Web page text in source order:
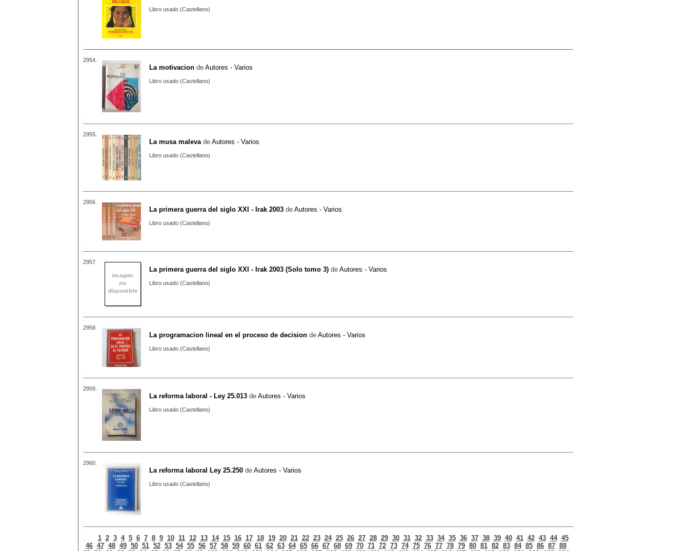
Libro usado (Castellano)
2954.
La motivacion de Autores - Varios
Libro usado (Castellano)
2955.
La musa maleva de Autores - Varios
Libro usado (Castellano)
2956.
La primera guerra del siglo XXI - Irak 2003 de Autores - Varios
Libro usado (Castellano)
2957.
La primera guerra del siglo XXI - Irak 2003 (Solo tomo 3) de Autores - Varios
Libro usado (Castellano)
2958.
La programacion lineal en el proceso de decision de Autores - Varios
Libro usado (Castellano)
2959.
La reforma laboral - Ley 25.013 de Autores - Varios
Libro usado (Castellano)
2960.
La reforma laboral Ley 25.250 de Autores - Varios
Libro usado (Castellano)
1 2 3 4 5 6 7 8 9 10 11 12 13 14 15 16 17 18 19 20 21 22 23 24 25 26 27 28 29 30 31 32 33 34 35 36 37 38 39 40 41 42 43 44 45
46 47 48 49 50 51 52 53 54 55 56 57 58 59 60 61 62 63 64 65 66 67 68 69 70 71 72 73 74 75 76 77 78 79 80 81 82 83 84 85 86 87 88